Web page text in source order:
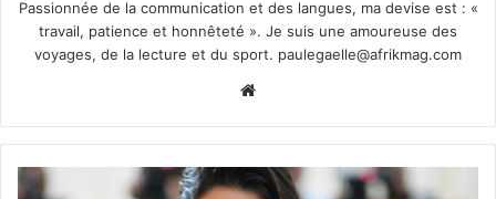
Passionnée de la communication et des langues, ma devise est : «
travail, patience et honnêteté ». Je suis une amoureuse des
voyages, de la lecture et du sport. paulegaelle@afrikmag.com